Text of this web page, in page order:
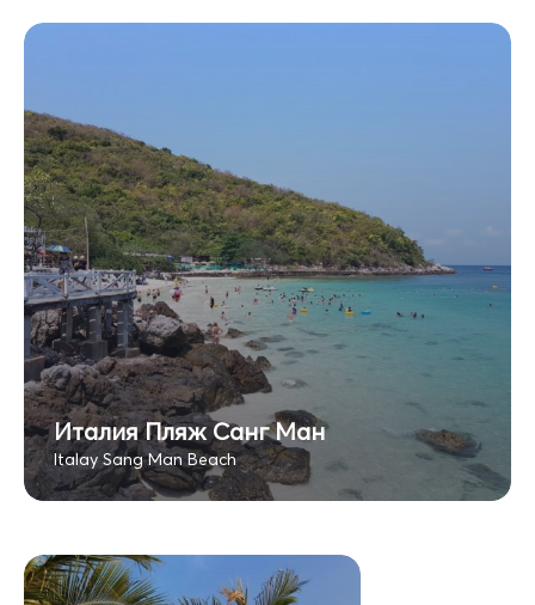
Италия Пляж Санг Ман
Italay Sang Man Beach